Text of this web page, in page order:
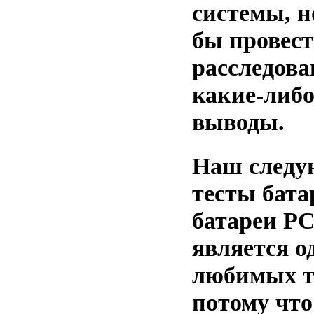
системы,
бы
какие-
выводы.
Наш
тесты
батареи
является
любимых
потому